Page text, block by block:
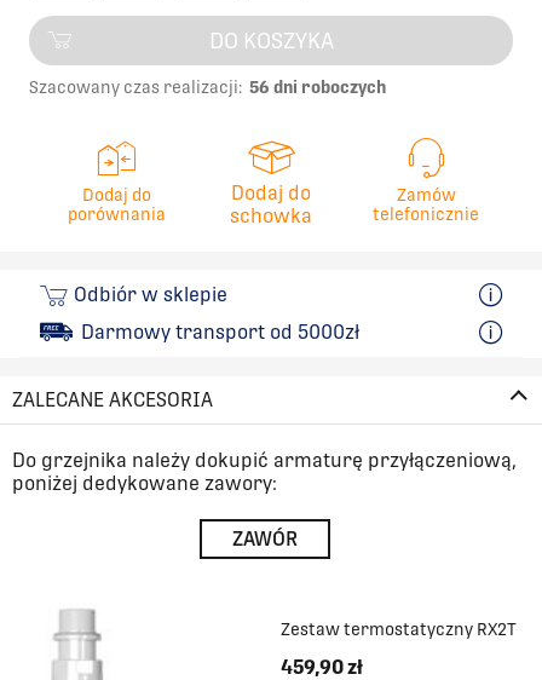
DO KOSZYKA
Szacowany czas realizacji: 56 dni roboczych
Dodaj do
porównania
Dodaj do
schowka
Zamów
telefonicznie
Odbiór w sklepie
Darmowy transport od 5000zł
ZALECANE AKCESORIA
Do grzejnika należy dokupić armaturę przyłączeniową,
poniżej dedykowane zawory:
ZAWÓR
Zestaw termostatyczny RX2T
459,90 zł